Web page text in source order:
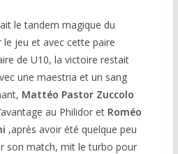
le tandem magique du
le jeu et avec cette paire
de U10, la victoire restait
une maestria et un sang
Mattéo Pastor Zuccolo
au Philidor et Roméo
,après avoir été quelque peu
son match, mit le turbo pour